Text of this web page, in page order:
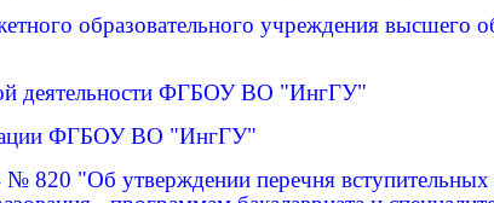
образовательного учреждения высшего
деятельности ФГБОУ ВО "ИнгГУ"
ФГБОУ ВО "ИнгГУ"
820 "Об утверждении перечня